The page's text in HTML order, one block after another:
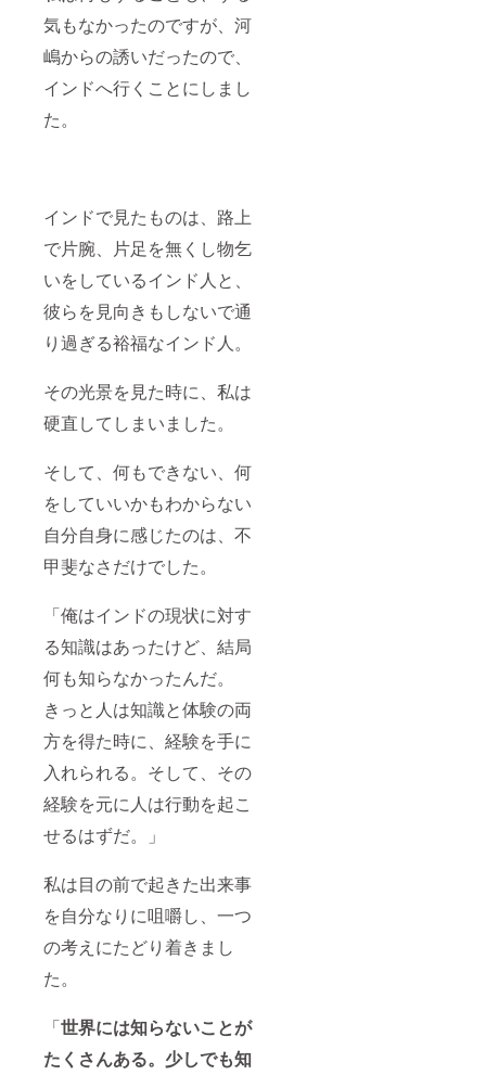
気もなかったのですが、河
嶋からの誘いだったので、
インドへ行くことにしまし
た。
インドで見たものは、路上
で片腕、片足を無くし物乞
いをしているインド人と、
彼らを見向きもしないで通
り過ぎる裕福なインド人。
その光景を見た時に、私は
硬直してしまいました。
そして、何もできない、何
をしていいかもわからない
自分自身に感じたのは、不
甲斐なさだけでした。
「俺はインドの現状に対す
る知識はあったけど、結局
何も知らなかったんだ。
きっと人は知識と体験の両
方を得た時に、経験を手に
入れられる。そして、その
経験を元に人は行動を起こ
せるはずだ。」
私は目の前で起きた出来事
を自分なりに咀嚼し、一つ
の考えにたどり着きまし
た。
「世界には知らないことが
たくさんある。少しでも知